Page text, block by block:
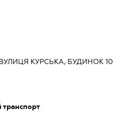
КУРСЬКА, БУДИНОК 10
транспорт